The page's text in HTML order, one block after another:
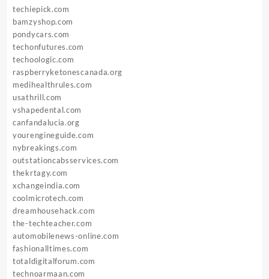
techiepick.com
bamzyshop.com
pondycars.com
techonfutures.com
techoologic.com
raspberryketonescanada.org
medihealthrules.com
usathrill.com
vshapedental.com
canfandalucia.org
yourengineguide.com
nybreakings.com
outstationcabsservices.com
thekrtagy.com
xchangeindia.com
coolmicrotech.com
dreamhousehack.com
the-techteacher.com
automobilenews-online.com
fashionalltimes.com
totaldigitalforum.com
technoarmaan.com